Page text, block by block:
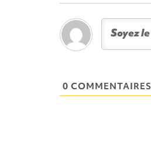
0 COMMENTAIRES